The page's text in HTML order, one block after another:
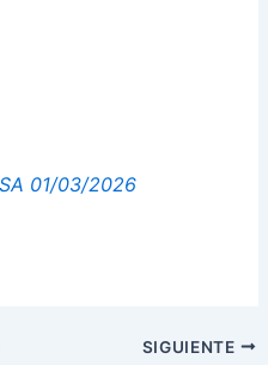
01/03/2026
SIGUIENTE